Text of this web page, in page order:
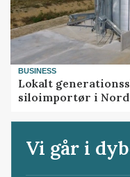
BUSINESS
Lokalt
siloimportør i
Vi går i